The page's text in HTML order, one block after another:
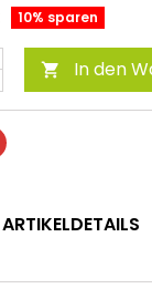
10% sparen
 In den
ARTIKELDETAILS